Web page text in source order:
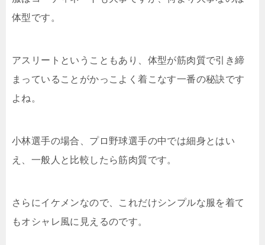
体型です。
アスリートということもあり、体型が筋肉質で引き締
まっていることがかっこよく着こなす一番の秘訣です
よね。
小林選手の場合、プロ野球選手の中では細身とはい
え、一般人と比較したら筋肉質です。
さらにイケメンなので、これだけシンプルな服を着て
もオシャレ風に見えるのです。